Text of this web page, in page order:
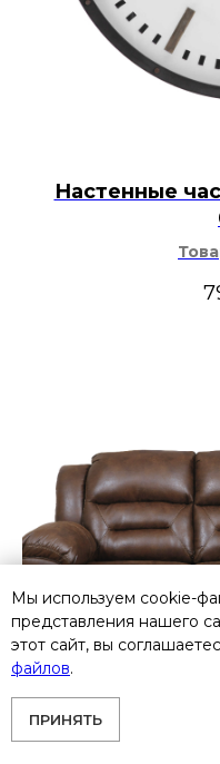
Настенные
Мы используем cookie-
представления нашего
этот сайт, вы
файлов.
ПРИНЯТЬ